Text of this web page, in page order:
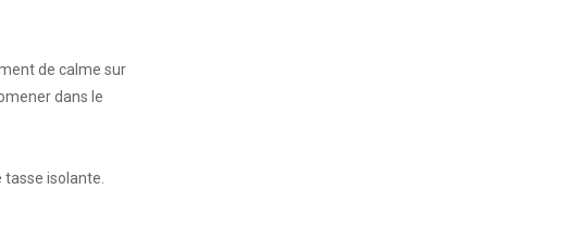
de calme sur
dans le
isolante.